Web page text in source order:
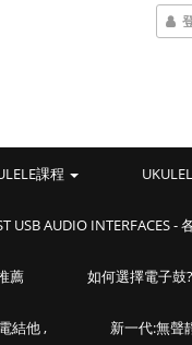
課程
USB AUDIO INTERFACES
薦 如何選擇電子鼓
結他 , 新一代:無聲